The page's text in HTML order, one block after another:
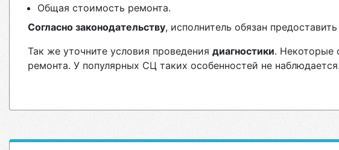
Общая стоимость ремонта.
Согласно законодательству, исполнитель обязан
Так же уточните условия проведения диагностики. Некоторые
ремонта. У популярных СЦ таких особенностей не наблюдается.